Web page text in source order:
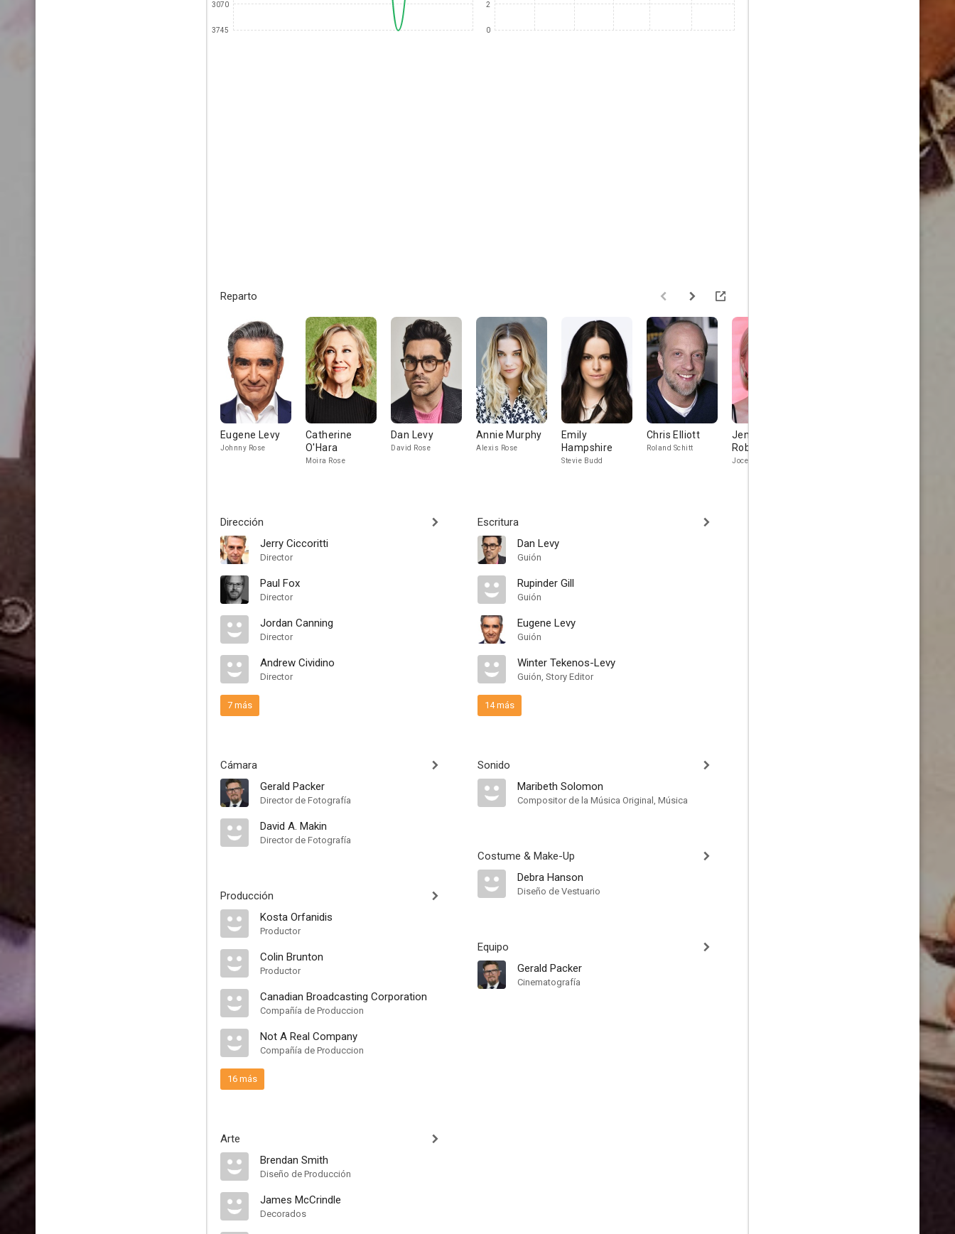
3070
3745
2
0
Reparto
Eugene Levy
Johnny Rose
Catherine
O'Hara
Moira Rose
Dan Levy
David Rose
Annie Murphy
Alexis Rose
Emily
Hampshire
Stevie Budd
Chris Elliott
Roland Schitt
Jennifer
Robertson
Jocelyn Schitt
Dirección
Jerry Ciccoritti
Director
Paul Fox
Director
Jordan Canning
Director
Andrew Cividino
Director
7 más
Cámara
Gerald Packer
Director de Fotografía
David A. Makin
Director de Fotografía
Producción
Kosta Orfanidis
Productor
Colin Brunton
Productor
Canadian Broadcasting Corporation
Compañía de Produccion
Not A Real Company
Compañía de Produccion
16 más
Arte
Brendan Smith
Diseño de Producción
James McCrindle
Decorados
Escritura
Dan Levy
Guión
Rupinder Gill
Guión
Eugene Levy
Guión
Winter Tekenos-Levy
Guión, Story Editor
14 más
Sonido
Maribeth Solomon
Compositor de la Música Original, Música
Costume & Make-Up
Debra Hanson
Diseño de Vestuario
Equipo
Gerald Packer
Cinematografía